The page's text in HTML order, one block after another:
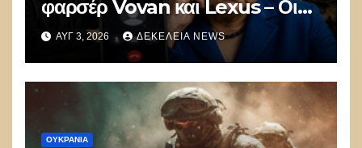
φαρσέρ Vovan και Lexus – Οι
συμφωνίες του Minsk ήταν
απάτη
ΑΥΓ 3, 2026 ΔΕΚΈΛΕΙΑ NEWS
ΟΥΚΡΑΝΊΑ